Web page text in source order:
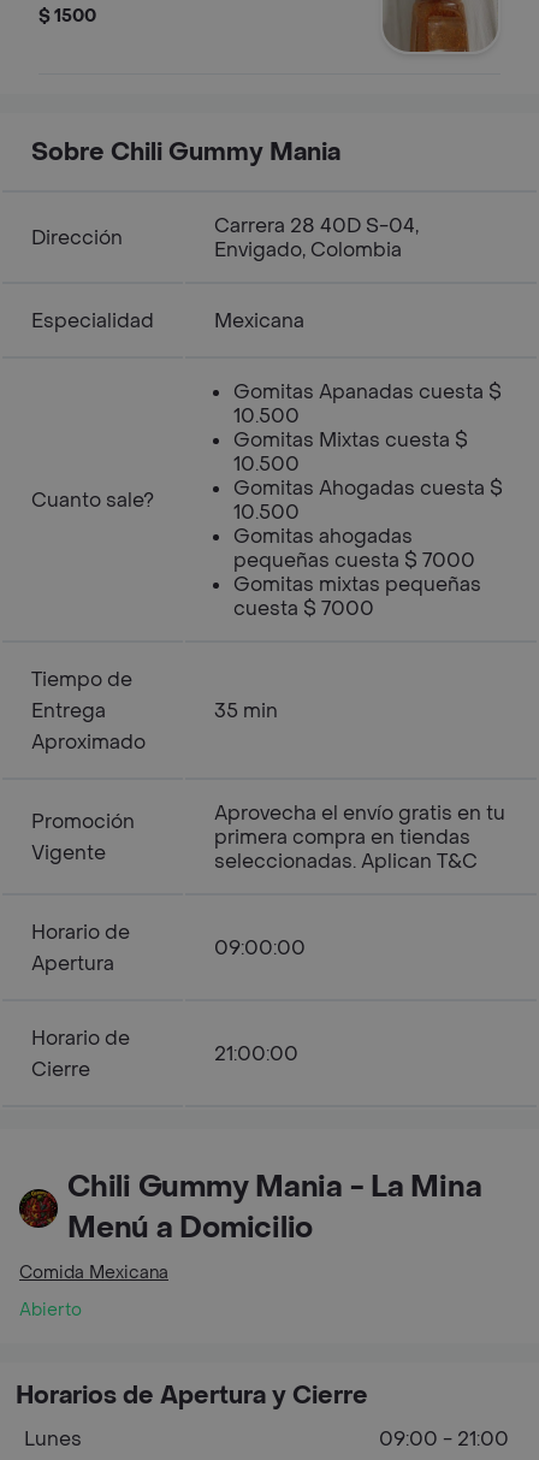
$ 1500
Sobre Chili Gummy Mania
Dirección
Carrera 28 40D S-04,
Envigado, Colombia
Especialidad Mexicana
Cuanto sale?
Gomitas Apanadas cuesta $
10.500
Gomitas Mixtas cuesta $
10.500
Gomitas Ahogadas cuesta $
10.500
Gomitas ahogadas
pequeñas cuesta $ 7000
Gomitas mixtas pequeñas
cuesta $ 7000
Tiempo de
Entrega
Aproximado
35 min
Promoción
Vigente
Aprovecha el envío gratis en tu
primera compra en tiendas
seleccionadas. Aplican T&C
Horario de
Apertura
09:00:00
Horario de
Cierre
21:00:00
Chili Gummy Mania - La Mina
Menú a Domicilio
Comida Mexicana
Abierto
Horarios de Apertura y Cierre
Lunes
09:00 - 21:00